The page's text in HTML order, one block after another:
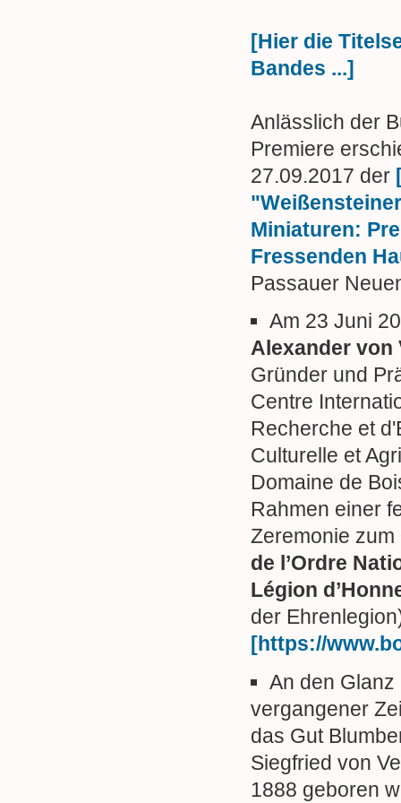
[Hier die
Bandes ...]
Anlässlich der
Premiere
27.09.2017 der
"Weißensteiner
Miniaturen:
Fressenden
Passauer
Am 23 Juni
Alexander von
Gründer und
Centre
Recherche et
Culturelle et
Domaine de
Rahmen einer
Zeremonie zum
de l’Ordre
Légion
der
[https://
An den Glanz
vergangener
das Gut
Siegfried von
1888 geboren